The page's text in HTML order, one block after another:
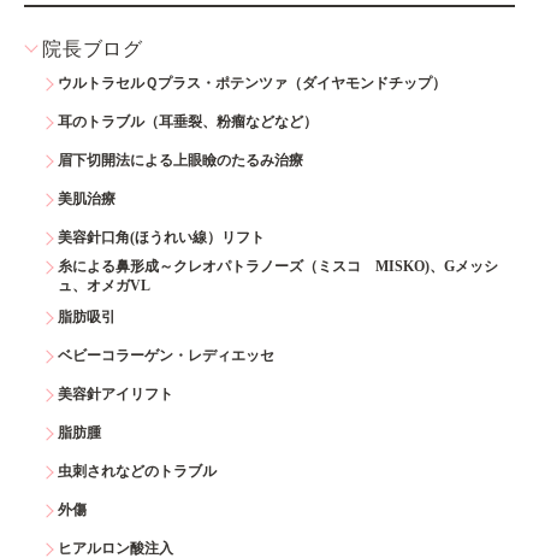
院長ブログ
ウルトラセルＱプラス・ポテンツァ（ダイヤモンドチップ）
耳のトラブル（耳垂裂、粉瘤などなど）
眉下切開法による上眼瞼のたるみ治療
美肌治療
美容針口角(ほうれい線）リフト
糸による鼻形成～クレオパトラノーズ（ミスコ MISKO)、Gメッシ
ュ、オメガVL
脂肪吸引
ベビーコラーゲン・レディエッセ
美容針アイリフト
脂肪腫
虫刺されなどのトラブル
外傷
ヒアルロン酸注入